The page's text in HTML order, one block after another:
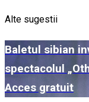
Alte sugestii
Baletul sibian
spectacolul
Acces gratuit